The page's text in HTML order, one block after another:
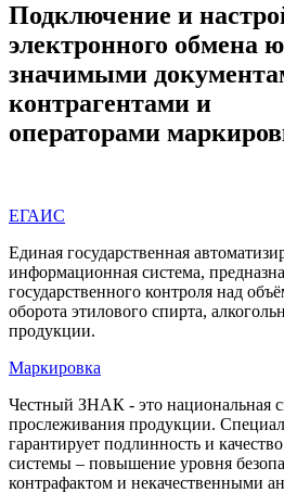
Подключение и
электронного обмена
значимыми
контрагентами и
операторами
ЕГАИС
Единая государственная
информационная система,
государственного контроля над
оборота этилового спирта,
продукции.
Маркировка
Честный ЗНАК - это национальная
прослеживания продукции.
гарантирует подлинность и
системы – повышение уровня
контрафактом и некачественными